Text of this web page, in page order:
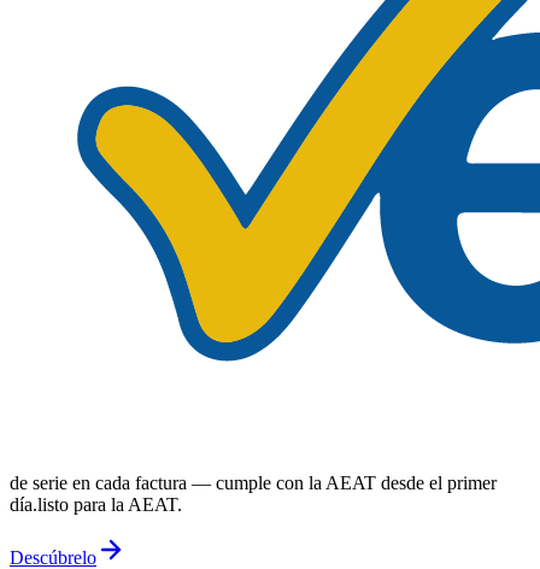
de serie en cada factura — cumple con la AEAT desde el primer
día.listo para la AEAT.
Descúbrelo